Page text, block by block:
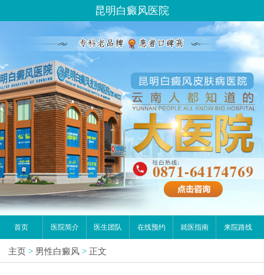
昆明白癜风医院
首页 医院简介 医生团队 在线预约 就医指南 来院路线
主页 > 男性白癜风 > 正文